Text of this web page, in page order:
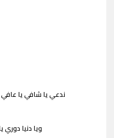
ندعي يا شافي يا عافي
ويا دنيا دوري